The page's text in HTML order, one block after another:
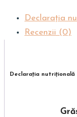
Declarația
Recenzii (0)
Declarația